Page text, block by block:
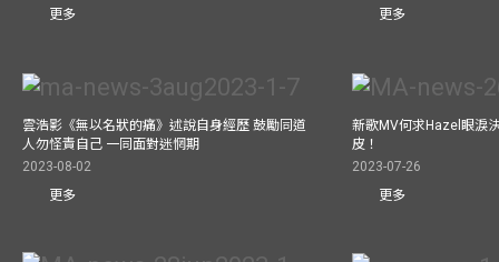
更多
更多
雲浩影《無以名狀的痛》述說自身經歷 鼓勵同道
人勿怪責自己 一同面對迷惘期
2023-08-02
更多
新歌MV何求Hazel眼淚
皮！
2023-07-26
更多